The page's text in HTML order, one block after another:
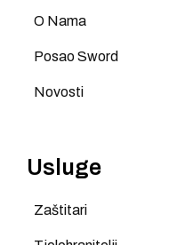
O Nama
Posao Sword
Novosti
Usluge
Zaštitari